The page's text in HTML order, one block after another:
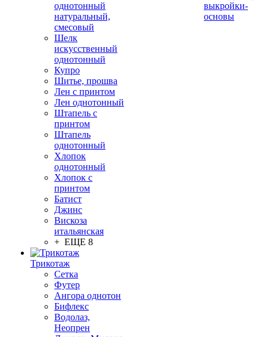
однотонный
натуральный,
смесовый
Шелк
искусственный
однотонный
Купро
Шитье, прошва
Лен с принтом
Лен однотонный
Штапель с
принтом
Штапель
однотонный
Хлопок
однотонный
Хлопок с
принтом
Батист
Джинс
Вискоза
итальянская
+ ЕЩЕ 8
Трикотаж
Сетка
Футер
Ангора однотон
Бифлекс
Водолаз,
Неопрен
выкройки-
основы